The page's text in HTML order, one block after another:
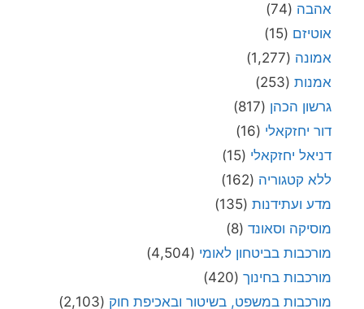
אהבה (74)
אוטיזם (15)
אמונה (1,277)
אמנות (253)
גרשון הכהן (817)
דור יחזקאלי (16)
דניאל יחזקאלי (15)
ללא קטגוריה (162)
מדע ועתידנות (135)
מוסיקה וסאונד (8)
מורכבות בביטחון לאומי (4,504)
מורכבות בחינוך (420)
מורכבות במשפט, בשיטור ובאכיפת חוק (2,103)